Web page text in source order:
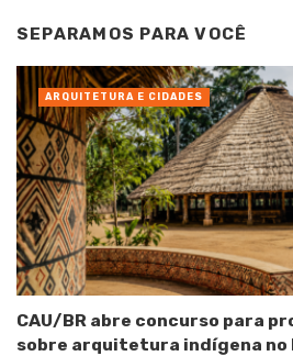
SEPARAMOS PARA VOCÊ
CAU/BR abre concurso para
sobre arquitetura indígena no
ARQUITETURA E CIDADES